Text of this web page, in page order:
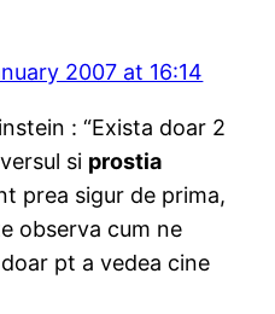
2007 at 16:14
: “Exista doar 2
si prostia
prea sigur de prima,
observa cum ne
pt a vedea cine